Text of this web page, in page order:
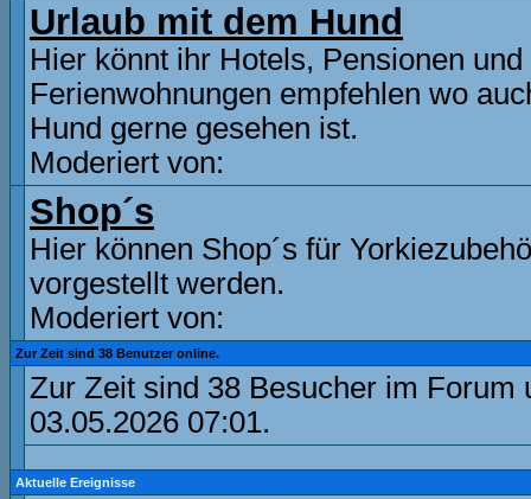
Urlaub mit dem Hund
Hier könnt ihr Hotels, Pensionen und
Ferienwohnungen empfehlen wo
Hund gerne gesehen ist.
Moderiert von:
Shop´s
Hier können Shop´s für
vorgestellt werden.
Moderiert von:
Zur Zeit sind 38 Benutzer online.
Zur Zeit sind 38 Besucher im Forum
03.05.2026 07:01.
Aktuelle Ereignisse